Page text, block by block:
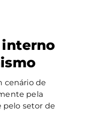
interno
cenário de
pela
pelo setor de